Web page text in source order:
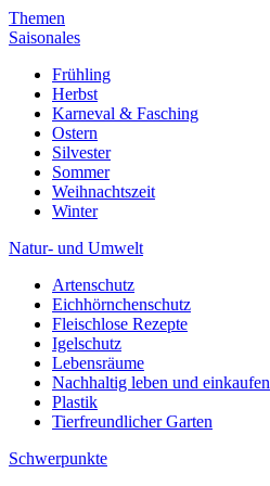
Themen
Saisonales
Frühling
Herbst
Karneval & Fasching
Ostern
Silvester
Sommer
Weihnachtszeit
Winter
Natur- und Umwelt
Artenschutz
Eichhörnchenschutz
Fleischlose Rezepte
Igelschutz
Lebensräume
Nachhaltig leben und einkaufen
Plastik
Tierfreundlicher Garten
Schwerpunkte